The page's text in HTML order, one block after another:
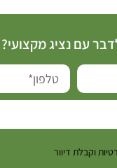
עם נציג
וקבלת דיוור